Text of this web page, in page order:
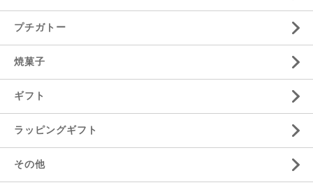
プチガトー
焼菓子
ギフト
ラッピングギフト
その他